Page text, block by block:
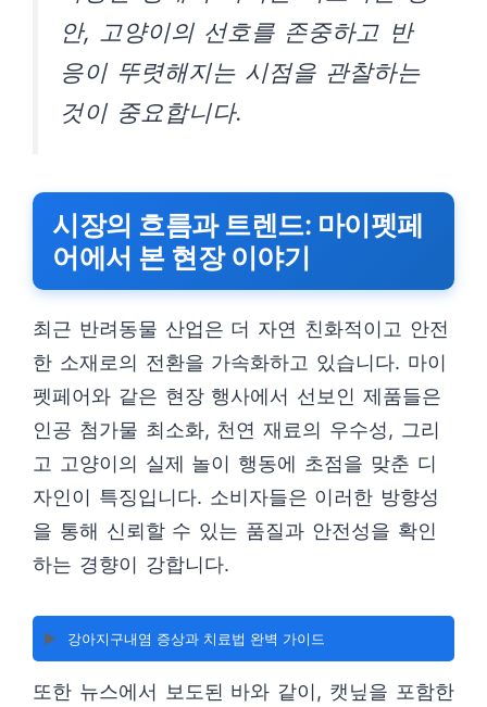
안, 고양이의 선호를 존중하고 반
응이 뚜렷해지는 시점을 관찰하는
것이 중요합니다.
시장의 흐름과 트렌드: 마이펫페
어에서 본 현장 이야기
최근 반려동물 산업은 더 자연 친화적이고 안전
한 소재로의 전환을 가속화하고 있습니다. 마이
펫페어와 같은 현장 행사에서 선보인 제품들은
인공 첨가물 최소화, 천연 재료의 우수성, 그리
고 고양이의 실제 놀이 행동에 초점을 맞춘 디
자인이 특징입니다. 소비자들은 이러한 방향성
을 통해 신뢰할 수 있는 품질과 안전성을 확인
하는 경향이 강합니다.
▶️ 강아지구내염 증상과 치료법 완벽 가이드
또한 뉴스에서 보도된 바와 같이, 캣닢을 포함한